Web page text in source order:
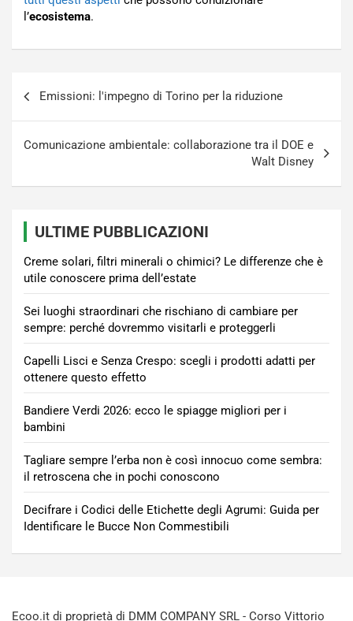
l’ecosistema.
Emissioni: l'impegno di Torino per la riduzione
Comunicazione ambientale: collaborazione tra il DOE e
Walt Disney
ULTIME PUBBLICAZIONI
Creme solari, filtri minerali o chimici? Le differenze che è
utile conoscere prima dell’estate
Sei luoghi straordinari che rischiano di cambiare per
sempre: perché dovremmo visitarli e proteggerli
Capelli Lisci e Senza Crespo: scegli i prodotti adatti per
ottenere questo effetto
Bandiere Verdi 2026: ecco le spiagge migliori per i
bambini
Tagliare sempre l’erba non è così innocuo come sembra:
il retroscena che in pochi conoscono
Decifrare i Codici delle Etichette degli Agrumi: Guida per
Identificare le Bucce Non Commestibili
Ecoo.it di proprietà di DMM COMPANY SRL - Corso Vittorio